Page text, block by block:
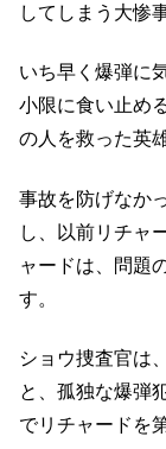
してしまう大惨
いち早く爆弾に
小限に食い止め
の人を救った英
事故を防げなか
し、以前リチャ
ャードは、問題
す。
ショウ捜査官は
と、孤独な爆弾
でリチャードを